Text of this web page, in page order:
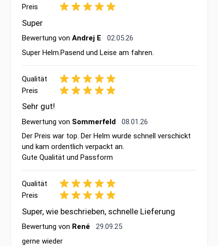
Preis
Super
Bewertung von Andrej E 2. Mai 2026
02.05.26
Super Helm.Pasend und Leise am fahren.
Qualität
Preis
Sehr gut!
Bewertung von Sommerfeld 8. Januar 2026
08.01.26
Der Preis war top. Der Helm wurde schnell verschickt
und kam ordentlich verpackt an.
Gute Qualität und Passform
Qualität
Preis
Super, wie beschrieben, schnelle Lieferung
Bewertung von René 29. September 2025
29.09.25
gerne wieder